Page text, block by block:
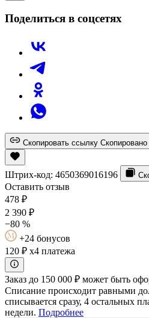
Поделиться в соцсетях
Скопировать ссылку Скопировано
Штрих-код: 4650369016196
Оставить отзыв
478 ₽
2 390 ₽
−80 %
+24 бонусов
120 ₽ x4 платежа
Заказ до 150 000 ₽ может быть
Списание происходит равными
списывается сразу, 4 остальных
недели. Подробнее